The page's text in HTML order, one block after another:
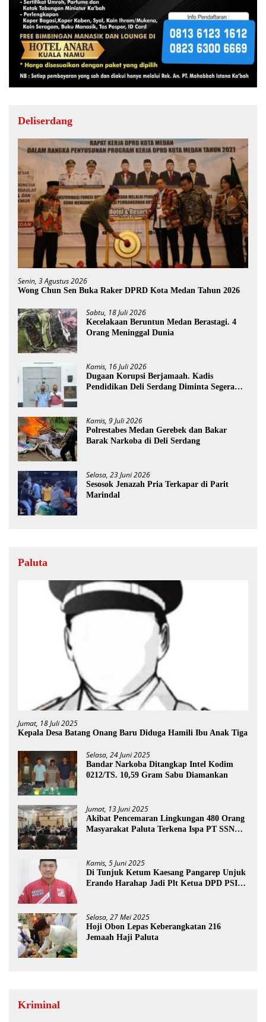
Deliserdang
Senin, 3 Agustus 2026
Wong Chun Sen Buka Raker DPRD Kota Medan Tahun 2026
Sabtu, 18 Juli 2026
Kecelakaan Beruntun Medan Berastagi. 4
Orang Meninggal Dunia
Kamis, 16 Juli 2026
Dugaan Korupsi Berjamaah. Kadis
Pendidikan Deli Serdang Diminta Segera
Kamis, 9 Juli 2026
Polrestabes Medan Gerebek dan Bakar
Barak Narkoba di Deli Serdang
Selasa, 23 Juni 2026
Sesosok Jenazah Pria Terkapar di Parit
Marindal
Paluta
Jumat, 18 Juli 2025
Kepala Desa Batang Onang Baru Diduga Hamili Ibu Anak Tiga
Selasa, 24 Juni 2025
Bandar Narkoba Ditangkap Intel Kodim
0212/TS. 10,59 Gram Sabu Diamankan
Jumat, 13 Juni 2025
Akibat Pencemaran Lingkungan 480 Orang
Masyarakat Paluta Terkena Ispa PT SSN
Kamis, 5 Juni 2025
Di Tunjuk Ketum Kaesang Pangarep Unjuk
Erando Harahap Jadi Plt Ketua DPD PSI
Selasa, 27 Mei 2025
Hoji Obon Lepas Keberangkatan 216
Jemaah Haji Paluta
Kriminal